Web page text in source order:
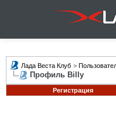
Лада Веста Клуб >
Профиль Billy
Регистрация